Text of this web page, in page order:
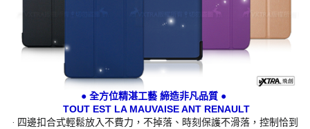
● 全方位精湛工藝 締造非凡品質 ●
TOUT EST LA MAUVAISE ANT RENAULT
‧ 四邊扣合式輕鬆放入不費力，不掉落、時刻保護不滑落，控制恰到